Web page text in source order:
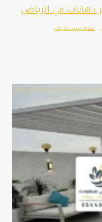
دهانات في الرياض
مكتبه جبس الرياض